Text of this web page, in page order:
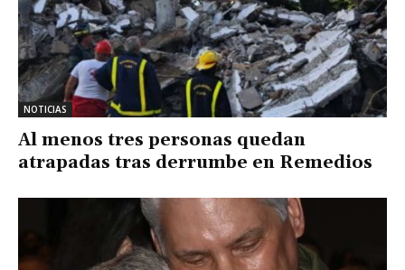
NOTICIAS
Al menos tres personas quedan
atrapadas tras derrumbe en Remedios